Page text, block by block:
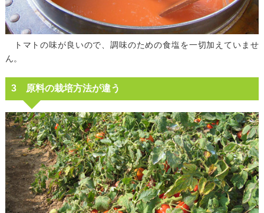
トマトの味が良いので、調味のための食塩を一切加えていませ
ん。
3 原料の栽培方法が違う